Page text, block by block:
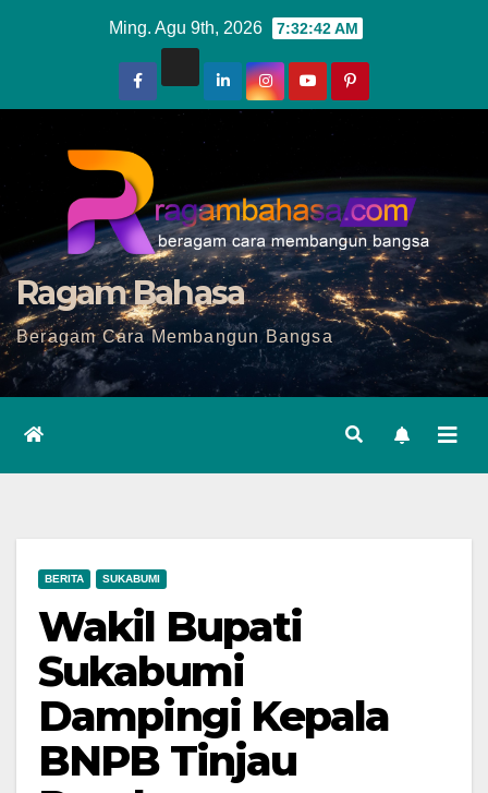
Ming. Agu 9th, 2026 7:32:44 AM
Ragam Bahasa
Beragam Cara Membangun Bangsa
BERITA SUKABUMI
Wakil Bupati
Sukabumi
Dampingi Kepala
BNPB Tinjau